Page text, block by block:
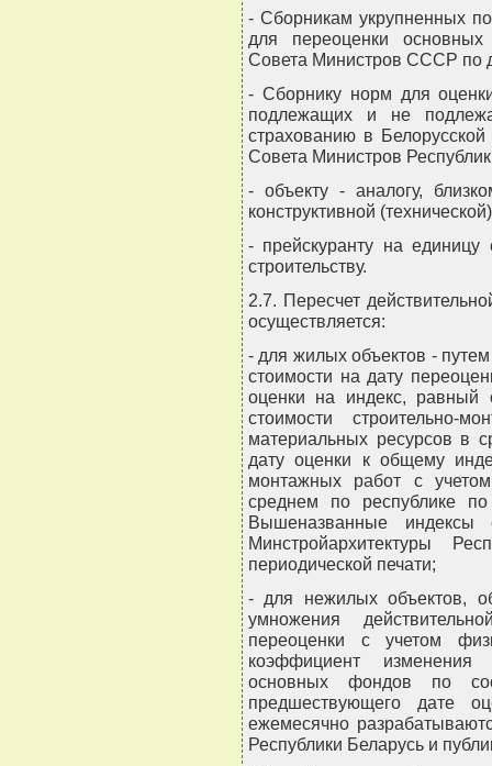
- Сборникам укрупненных
для переоценки
Совета Министров СССР по
- Сборнику норм для
подлежащих и не
страхованию в
Совета Министров
- объекту - аналогу,
конструктивной
- прейскуранту на
строительству.
2.7. Пересчет
осуществляется:
- для жилых объектов -
стоимости на дату
оценки на индекс, равный
стоимости строительно-
материальных ресурсов в
дату оценки к общему
монтажных работ с
среднем по республике
Вышеназванные индексы
Минстройархитектуры
периодической печати;
- для нежилых объектов,
умножения
переоценки с учетом
коэффициент изменения
основных фондов по
предшествующего дате
ежемесячно
Республики Беларусь и